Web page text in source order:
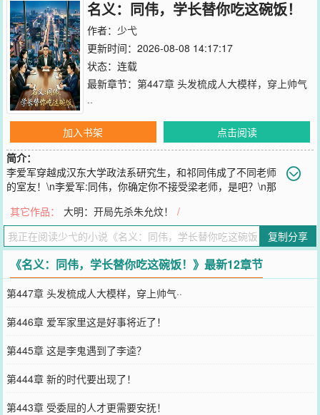
名义：同伟，学长替你吃这碗饭！
作者： 少弋
更新时间：2026-08-08 14:17:17
状态：连载
最新章节： 第447章 头发梳成人大模样，穿上帅气
··
加入书架
点击阅读
简介：
李爱军穿越成汉东大学政法系研究生，和祁同伟成了不同老师
的室友！\n李爱军:同伟，你确定你不接受梁老师，是吧？\n那
算要报复，你觉得，一个不如他的人，在你的帮助下，发展迅速，他
自己引以为傲的能力，却发展不起来，这个方式怎么样？\n梁叔叔，
我承认，确实有您身份的原因，但是梁老师的气质，外貌，我都喜
欢！\n高老师：我是喜欢明史没错，但是我没想到，会成为汉大帮的
首辅！\n侯亮平：我看不起这样的人，简直是丢了男人的脸！竟然会
娶梁老师，吃软饭！\n听说这个人，家里旗帜不倒，外面还彩旗飘
飘，简直···欺人太甚！\n说完擦干自己的口水，看着自己面前的报
告，兴致冲冲的交给了钟小艾！\n赵瑞龙：李爱军是吧？我们公司有
一个项目，签一下！\n李爱军：滚！你这是结仇！\n李爱军在梁系的
支持下，从省城开始，下放县城，发展轻工业，发展手工，进步，市
里，省城，尽头，究竟在哪儿？\n等到沙瑞金到来的时候，李爱军又
能走到什么地步？
您要是觉得《名义：同伟，学长替你吃这碗饭！
忘记向您QQ群和微博微信里的朋友推荐哦！
其它作品： 大明：开局先杀朱允炆！
/
复制分享
《名义：同伟，学长替你吃这碗饭！》最新12章节
第447章 头发梳成人大模样，穿上帅气··
第446章 爱军家里这是好事将近了！
第445章 这是李鬼遇到了李逵？
第444章 新的时代要出现了！
第443章 受委屈的人才更需要安抚！